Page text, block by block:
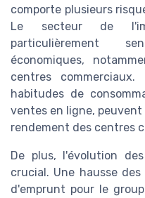
comporte plusieurs
Le secteur de
particulièrement
économiques,
centres
habitudes de
ventes en ligne,
rendement des centres
De plus, l'évolution
crucial. Une hausse
d'emprunt pour le